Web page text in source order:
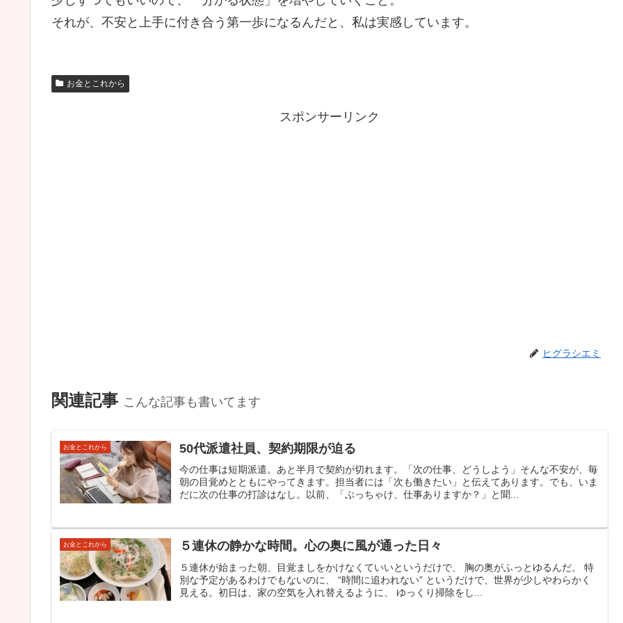
それが、不安と上手に付き合う第一歩になるんだと、私は実感しています。
お金とこれから
スポンサーリンク
ヒグラシエミ
関連記事 こんな記事も書いてます
お金とこれから 50代派遣社員、契約期限が迫る
今の仕事は短期派遣。あと半月で契約が切れます。「次の仕事、どうしよう」そんな不安が、毎
朝の目覚めとともにやってきます。担当者には「次も働きたい」と伝えてあります。でも、いま
だに次の仕事の打診はなし。以前、「ぶっちゃけ、仕事ありますか？」と聞...
お金とこれから ５連休の静かな時間。心の奥に風が通った日々
５連休が始まった朝、目覚ましをかけなくていいというだけで、 胸の奥がふっとゆるんだ。 特
別な予定があるわけでもないのに、 “時間に追われない” というだけで、世界が少しやわらかく
見える。初日は、家の空気を入れ替えるように、 ゆっくり掃除をし...